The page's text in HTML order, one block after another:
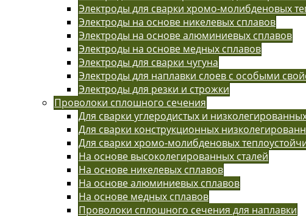
Электроды для сварки хромо-молибденовых
Электроды на основе никелевых сплавов
Электроды на основе алюминиевых сплавов
Электроды на основе медных сплавов
Электроды для сварки чугуна
Электроды для наплавки слоев с особыми
Электроды для резки и строжки
Проволоки сплошного сечения
Для сварки углеродистых и
Для сварки конструкционных
Для сварки хромо-молибденовых
На основе высоколегированных сталей
На основе никелевых сплавов
На основе алюминиевых сплавов
На основе медных сплавов
Проволоки сплошного сечения для наплавки